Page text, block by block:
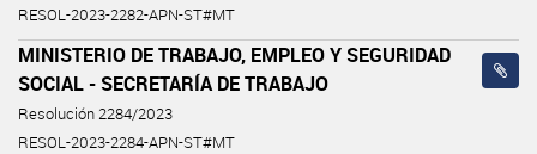
RESOL-2023-2282-APN-ST#MT
MINISTERIO DE TRABAJO, EMPLEO Y SEGURIDAD
SOCIAL - SECRETARÍA DE TRABAJO
Resolución 2284/2023
RESOL-2023-2284-APN-ST#MT